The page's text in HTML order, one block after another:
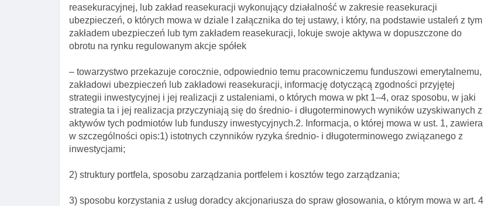
reasekuracyjnej, lub zakład reasekuracji wykonujący działalność w zakresie reasekuracji
ubezpieczeń, o których mowa w dziale I załącznika do tej ustawy, i który, na podstawie ustaleń z tym
zakładem ubezpieczeń lub tym zakładem reasekuracji, lokuje swoje aktywa w dopuszczone do
obrotu na rynku regulowanym akcje spółek
– towarzystwo przekazuje corocznie, odpowiednio temu pracowniczemu funduszowi emerytalnemu,
zakładowi ubezpieczeń lub zakładowi reasekuracji, informację dotyczącą zgodności przyjętej
strategii inwestycyjnej i jej realizacji z ustaleniami, o których mowa w pkt 1–4, oraz sposobu, w jaki
strategia ta i jej realizacja przyczyniają się do średnio- i długoterminowych wyników uzyskiwanych z
aktywów tych podmiotów lub funduszy inwestycyjnych.2. Informacja, o której mowa w ust. 1, zawiera
w szczególności opis:1) istotnych czynników ryzyka średnio- i długoterminowego związanego z
inwestycjami;
2) struktury portfela, sposobu zarządzania portfelem i kosztów tego zarządzania;
3) sposobu korzystania z usług doradcy akcjonariusza do spraw głosowania, o którym mowa w art. 4